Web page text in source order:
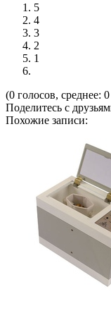
5
4
3
2
1
(0 голосов, среднее:
Поделитесь с
Похожие записи: